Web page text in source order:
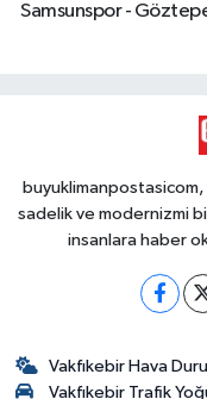
Samsunspor -
sadelik ve modernizmi
insanlara haber
Vakfıkebir Hava
Vakfıkebir Trafik